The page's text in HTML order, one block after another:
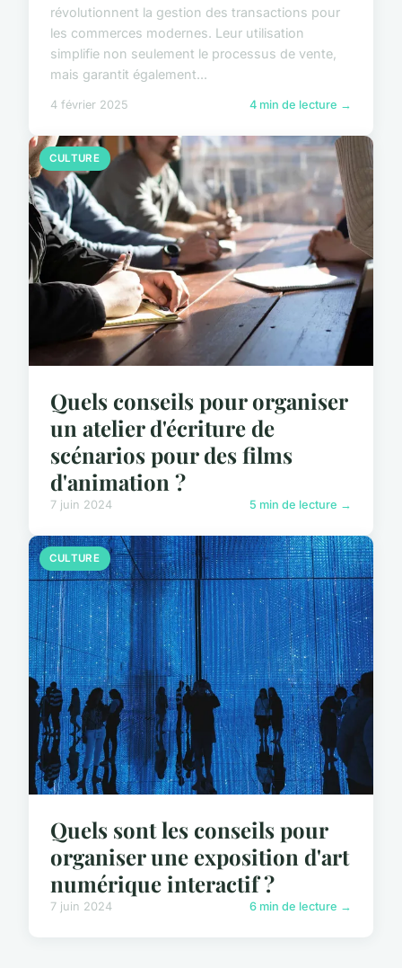
révolutionnent la gestion des transactions pour
les commerces modernes. Leur utilisation
simplifie non seulement le processus de vente,
mais garantit également...
4 février 2025 4 min de lecture →
CULTURE
Quels conseils pour organiser
un atelier d'écriture de
scénarios pour des films
d'animation ?
7 juin 2024 5 min de lecture →
CULTURE
Quels sont les conseils pour
organiser une exposition d'art
numérique interactif ?
7 juin 2024 6 min de lecture →